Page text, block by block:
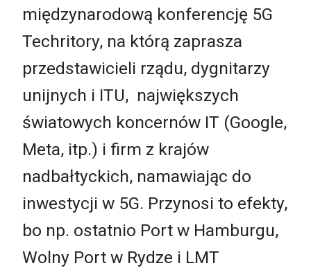
międzynarodową konferencję 5G
Techritory, na którą zaprasza
przedstawicieli rządu, dygnitarzy
unijnych i ITU, największych
światowych koncernów IT (Google,
Meta, itp.) i firm z krajów
nadbałtyckich, namawiając do
inwestycji w 5G. Przynosi to efekty,
bo np. ostatnio Port w Hamburgu,
Wolny Port w Rydze i LMT